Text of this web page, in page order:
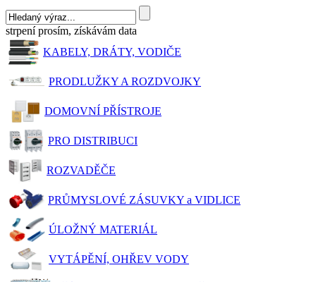
strpení prosím, získávám data
KABELY, DRÁTY, VODIČE
PRODLUŽKY A ROZDVOJKY
DOMOVNÍ PŘÍSTROJE
PRO DISTRIBUCI
ROZVADĚČE
PRŮMYSLOVÉ ZÁSUVKY a VIDLICE
ÚLOŽNÝ MATERIÁL
VYTÁPĚNÍ, OHŘEV VODY